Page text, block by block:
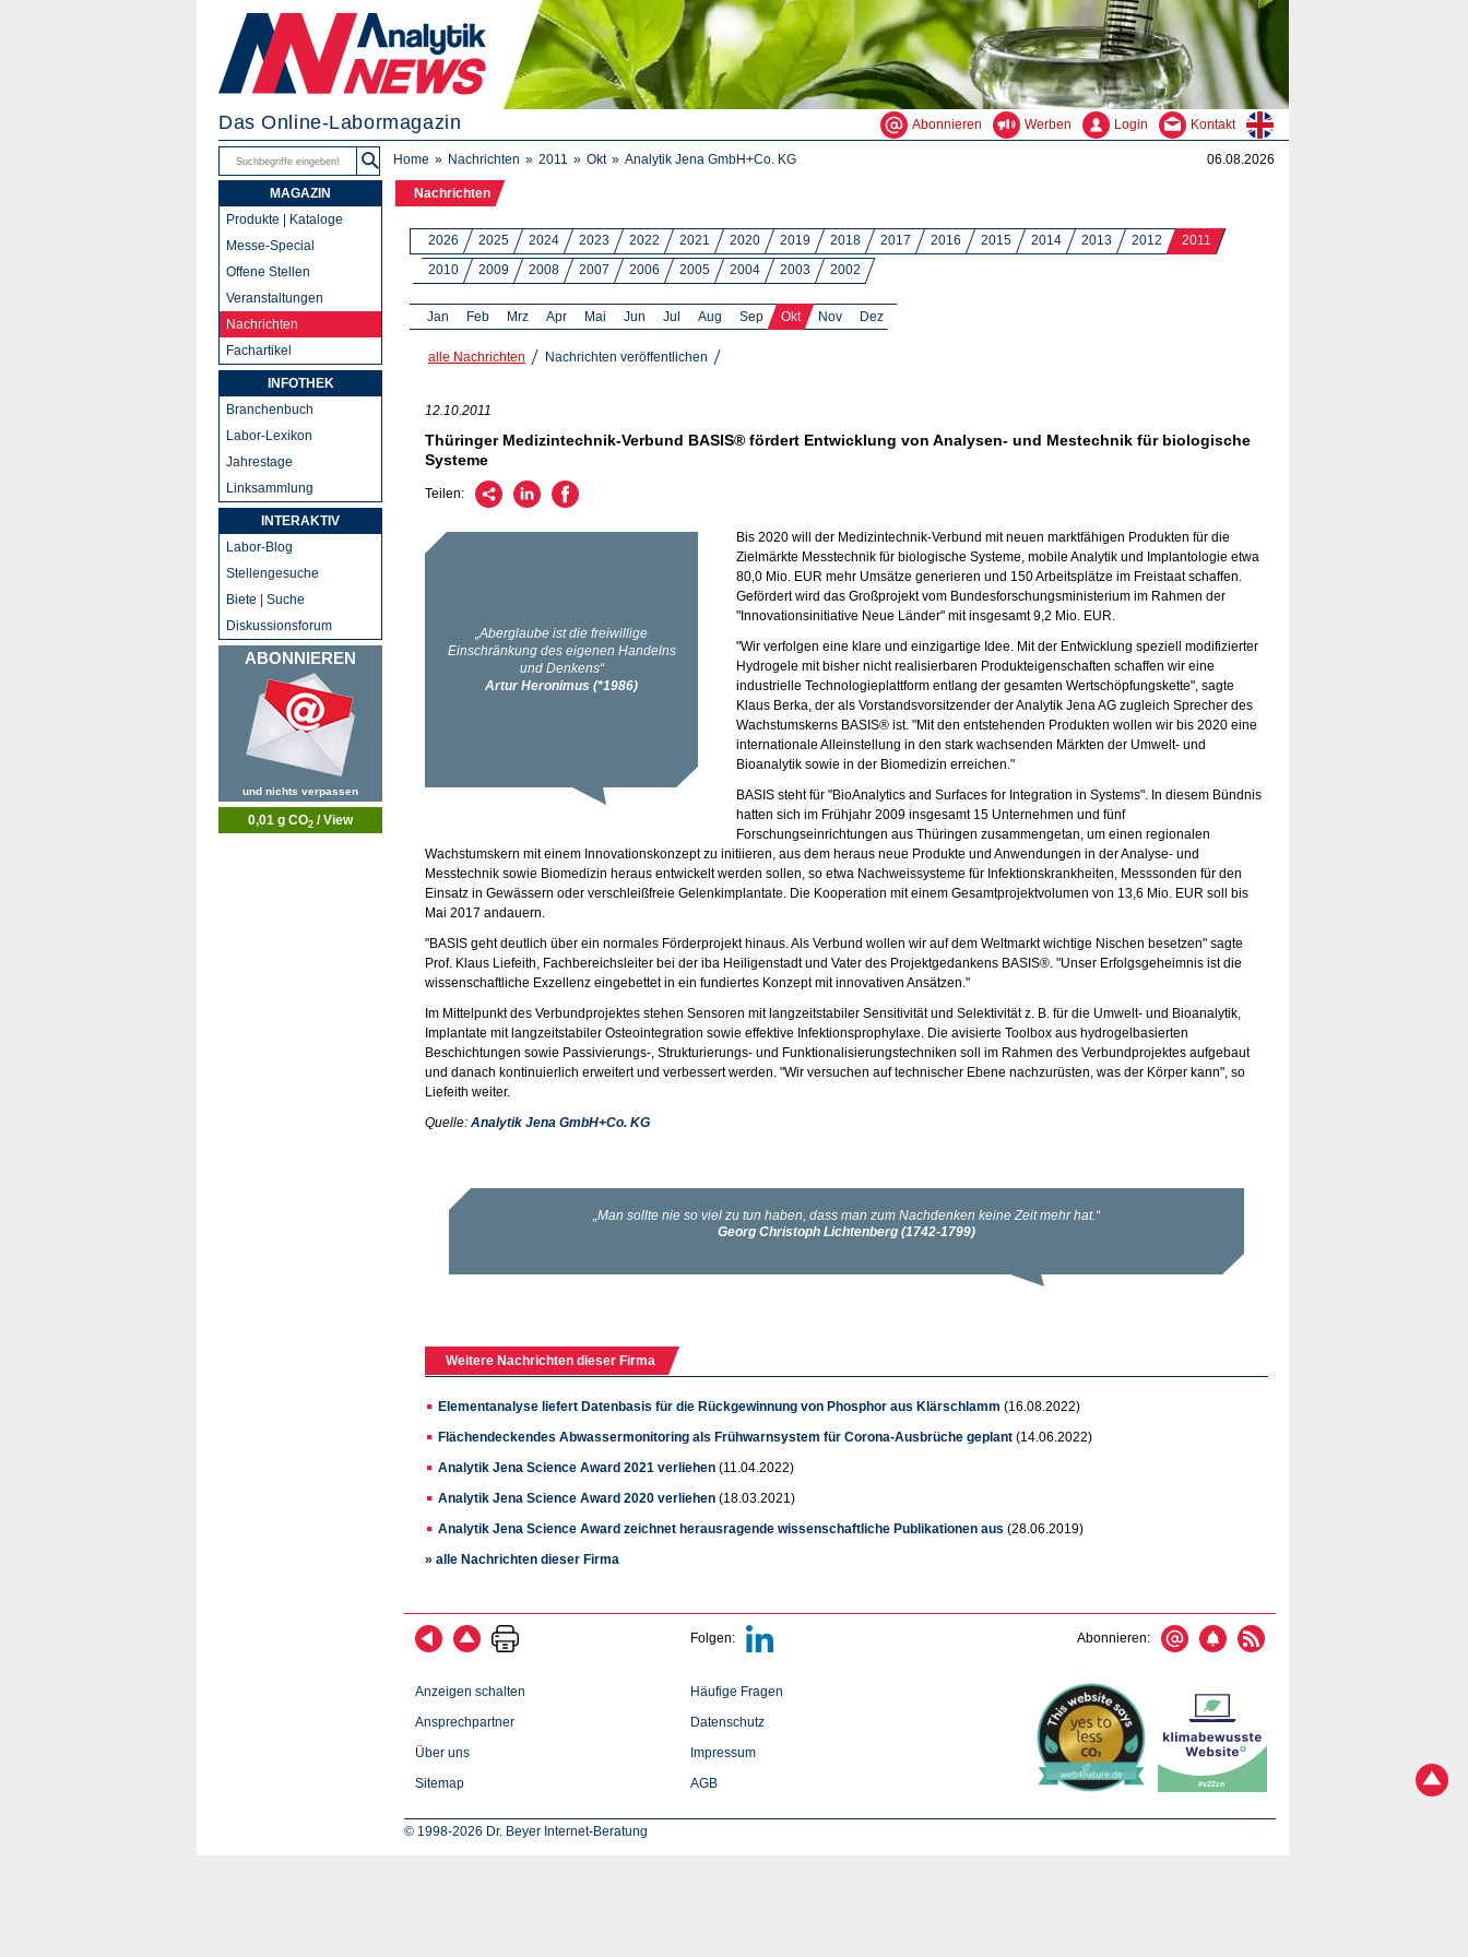
Das Online-Labormagazin Abonnieren Werben Login Kontakt
Home Nachrichten 2011 Okt Analytik Jena GmbH+Co. KG 06.08.2026
Nachrichten
2026 2025 2024 2023 2022 2021 2020 2019 2018 2017 2016 2015 2014 2013 2012
2011
2010
2009 2008 2007 2006 2005 2004 2003 2002
Jan Feb Mrz Apr Mai Jun Jul Aug Sep Okt Nov Dez
alle Nachrichten Nachrichten veröffentlichen
12.10.2011
Thüringer Medizintechnik-Verbund BASIS® fördert Entwicklung von Analysen- und Mestechnik für biologische
Systeme
Teilen:
Bis 2020 will der Medizintechnik-Verbund mit neuen marktfähigen Produkten für die
Zielmärkte Messtechnik für biologische Systeme, mobile Analytik und Implantologie etwa
80,0 Mio. EUR mehr Umsätze generieren und 150 Arbeitsplätze im Freistaat schaffen.
Gefördert wird das Großprojekt vom Bundesforschungsministerium im Rahmen der
"Innovationsinitiative Neue Länder" mit insgesamt 9,2 Mio. EUR.
"Wir verfolgen eine klare und einzigartige Idee. Mit der Entwicklung speziell modifizierter
Hydrogele mit bisher nicht realisierbaren Produkteigenschaften schaffen wir eine
industrielle Technologieplattform entlang der gesamten Wertschöpfungskette", sagte
Klaus Berka, der als Vorstandsvorsitzender der Analytik Jena AG zugleich Sprecher des
Wachstumskerns BASIS® ist. "Mit den entstehenden Produkten wollen wir bis 2020 eine
internationale Alleinstellung in den stark wachsenden Märkten der Umwelt- und
Bioanalytik sowie in der Biomedizin erreichen."
BASIS steht für "BioAnalytics and Surfaces for Integration in Systems". In diesem Bündnis
hatten sich im Frühjahr 2009 insgesamt 15 Unternehmen und fünf
Forschungseinrichtungen aus Thüringen zusammengetan, um einen regionalen
Wachstumskern mit einem Innovationskonzept zu initiieren, aus dem heraus neue Produkte und Anwendungen in der Analyse- und
Messtechnik sowie Biomedizin heraus entwickelt werden sollen, so etwa Nachweissysteme für Infektionskrankheiten, Messsonden für den
Einsatz in Gewässern oder verschleißfreie Gelenkimplantate. Die Kooperation mit einem Gesamtprojektvolumen von 13,6 Mio. EUR soll bis
Mai 2017 andauern.
"BASIS geht deutlich über ein normales Förderprojekt hinaus. Als Verbund wollen wir auf dem Weltmarkt wichtige Nischen besetzen" sagte
Prof. Klaus Liefeith, Fachbereichsleiter bei der iba Heiligenstadt und Vater des Projektgedankens BASIS®. "Unser Erfolgsgeheimnis ist die
wissenschaftliche Exzellenz eingebettet in ein fundiertes Konzept mit innovativen Ansätzen."
Im Mittelpunkt des Verbundprojektes stehen Sensoren mit langzeitstabiler Sensitivität und Selektivität z. B. für die Umwelt- und Bioanalytik,
Implantate mit langzeitstabiler Osteointegration sowie effektive Infektionsprophylaxe. Die avisierte Toolbox aus hydrogelbasierten
Beschichtungen sowie Passivierungs-, Strukturierungs- und Funktionalisierungstechniken soll im Rahmen des Verbundprojektes aufgebaut
und danach kontinuierlich erweitert und verbessert werden. "Wir versuchen auf technischer Ebene nachzurüsten, was der Körper kann", so
Liefeith weiter.
Quelle: Analytik Jena GmbH+Co. KG
Weitere Nachrichten dieser Firma
Elementanalyse liefert Datenbasis für die Rückgewinnung von Phosphor aus Klärschlamm (16.08.2022)
Flächendeckendes Abwassermonitoring als Frühwarnsystem für Corona-Ausbrüche geplant (14.06.2022)
Analytik Jena Science Award 2021 verliehen (11.04.2022)
Analytik Jena Science Award 2020 verliehen (18.03.2021)
Analytik Jena Science Award zeichnet herausragende wissenschaftliche Publikationen aus (28.06.2019)
» alle Nachrichten dieser Firma
Folgen: Abonnieren:
Anzeigen schalten
Ansprechpartner
Über uns
Sitemap
Häufige Fragen
Datenschutz
Impressum
AGB
© 1998-2026 Dr. Beyer Internet-Beratung
MAGAZIN
Produkte | Kataloge
Messe-Special
Offene Stellen
Veranstaltungen
Nachrichten
Fachartikel
INFOTHEK
Branchenbuch
Labor-Lexikon
Jahrestage
Linksammlung
INTERAKTIV
Labor-Blog
Stellengesuche
Biete | Suche
Diskussionsforum
ABONNIEREN
und nichts verpassen
0,01 g CO2 / View